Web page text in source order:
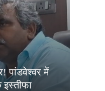
पांडवेश्वर में
इस्तीफा